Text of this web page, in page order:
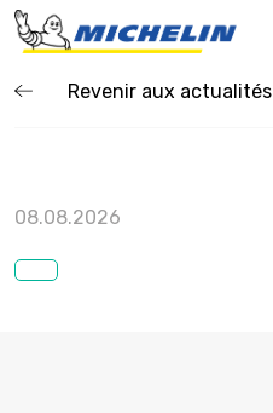
Revenir aux actualités
08.08.2026